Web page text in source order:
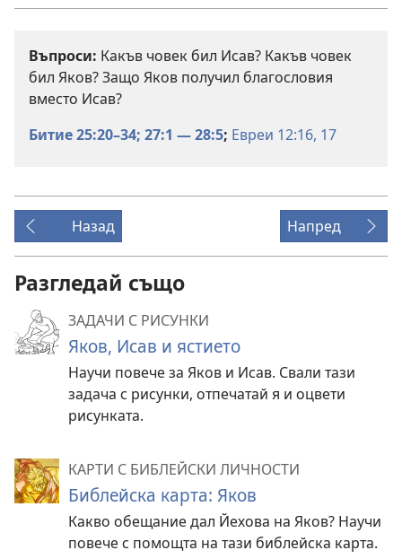
Въпроси: Какъв човек бил Исав? Какъв човек
бил Яков? Защо Яков получил благословия
вместо Исав?
Битие 25:20–34; 27:1 — 28:5; Евреи 12:16, 17
Назад Напред
Разгледай също
ЗАДАЧИ С РИСУНКИ
Яков, Исав и ястието
Научи повече за Яков и Исав. Свали тази
задача с рисунки, отпечатай я и оцвети
рисунката.
КАРТИ С БИБЛЕЙСКИ ЛИЧНОСТИ
Библейска карта: Яков
Какво обещание дал Йехова на Яков? Научи
повече с помощта на тази библейска карта.